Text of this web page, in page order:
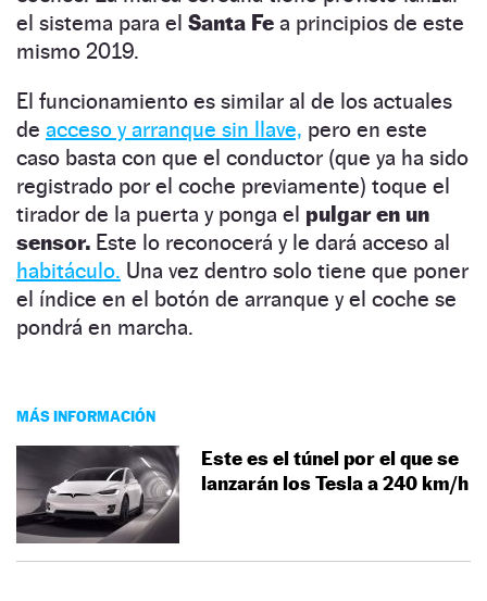
el sistema para el Santa Fe a principios de este
mismo 2019.
El funcionamiento es similar al de los actuales
de acceso y arranque sin llave, pero en este
caso basta con que el conductor (que ya ha sido
registrado por el coche previamente) toque el
tirador de la puerta y ponga el pulgar en un
sensor. Este lo reconocerá y le dará acceso al
habitáculo. Una vez dentro solo tiene que poner
el índice en el botón de arranque y el coche se
pondrá en marcha.
MÁS INFORMACIÓN
Este es el túnel por el que se
lanzarán los Tesla a 240 km/h